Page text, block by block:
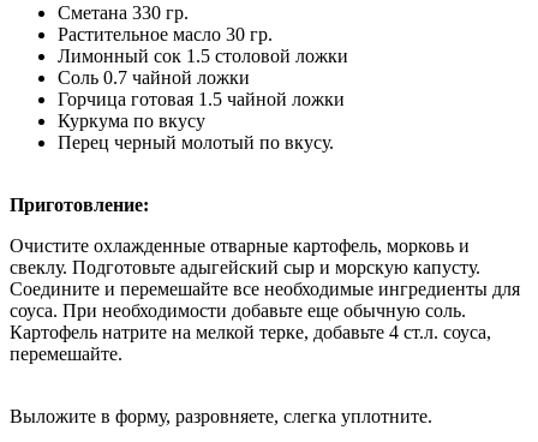
Сметана 330 гр.
Растительное масло 30 гр.
Лимонный сок 1.5 столовой ложки
Соль 0.7 чайной ложки
Горчица готовая 1.5 чайной ложки
Куркума по вкусу
Перец черный молотый по вкусу.
Приготовление:
Очистите охлажденные отварные картофель, морковь и
свеклу. Подготовьте адыгейский сыр и морскую капусту.
Соедините и перемешайте все необходимые ингредиенты для
соуса. При необходимости добавьте еще обычную соль.
Картофель натрите на мелкой терке, добавьте 4 ст.л. соуса,
перемешайте.
Выложите в форму, разровняете, слегка уплотните.